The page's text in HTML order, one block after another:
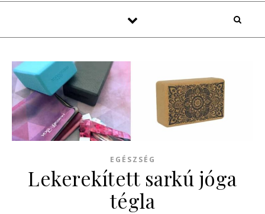
EGÉSZSÉG
Lekerekített sarkú jóga
tégla